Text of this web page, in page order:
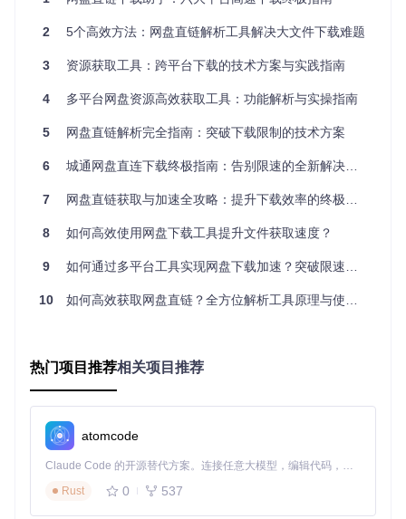
场景应用：哪些人群适合使用这款工具
职场办公场景
在日常工作中，经常需要下载大型项目文件、安装包或共享文
现高速下载，省去等待官方客户端的时间，让文件获取效率提
学生和自学者常常需要从网盘下载课程视频、学术资料等大型
文件。工具的批量处理功能可以同时解析多个文件链接，配合
下载工具的队列功能，让你在休息时间自动完成所有资源的下
载，不耽误学习进度。
件管理更加灵活高效。
技术解析：工具如何实现直链获取
工作原理：模拟浏览器请求
工具通过模拟浏览器的正常访问行为，向网盘服务器发送请求
并获取文件信息。它会自动处理请求头、Referer和用户代理
2 5个高效方法：网盘直链解析工具解决大文件下载难题
3 资源获取工具：跨平台下载的技术方案与实践指南
4 多平台网盘资源高效获取工具：功能解析与实操指南
5 网盘直链解析完全指南：突破下载限制的技术方案
6 城通网盘直连下载终极指南：告别限速的全新解决方案
7 网盘直链获取与加速全攻略：提升下载效率的终极方案
8 如何高效使用网盘下载工具提升文件获取速度？
9 如何通过多平台工具实现网盘下载加速？突破限速的实用指南
10 如何高效获取网盘直链？全方位解析工具原理与使用指南
热门项目推荐相关项目推荐
atomcode
Claude Code 的开源替代方案。连接任意大模型，编辑代码，运行命令，自动验证 — 全自动执行。用 Rust 构建，极致性能。 ｜ An open-source alternative to Claude Code. Connect any LLM, edit code, run commands, and verify changes — autonomously. Built in Rust for speed. Get Started
Rust
0 537